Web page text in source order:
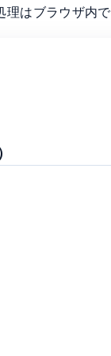
理はブラウザ内